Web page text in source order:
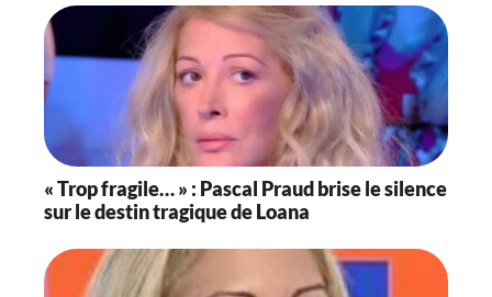
« Trop fragile… » : Pascal Praud brise le silence
sur le destin tragique de Loana